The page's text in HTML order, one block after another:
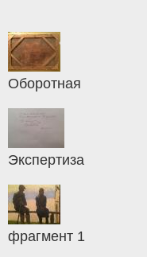
Оборотная
Экспертиза
фрагмент 1